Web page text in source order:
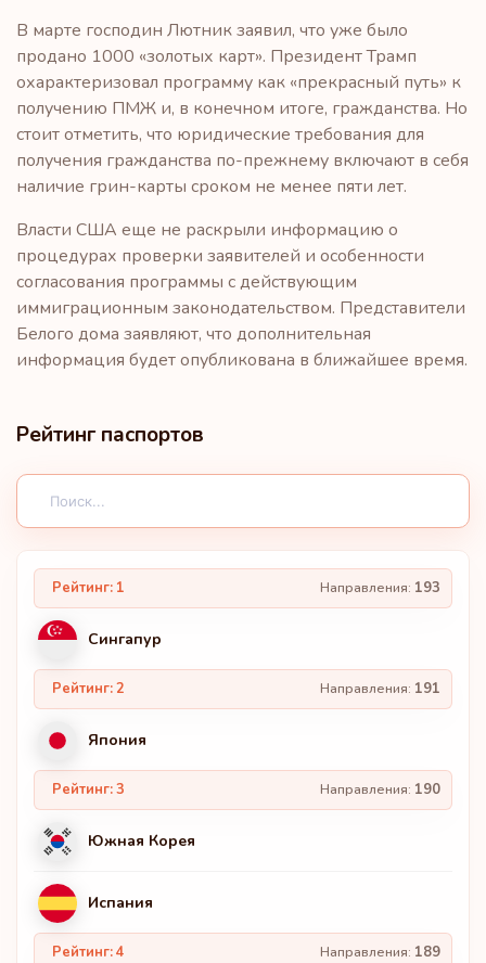
В марте господин Лютник заявил, что уже было
продано 1000 «золотых карт». Президент Трамп
охарактеризовал программу как «прекрасный путь» к
получению ПМЖ и, в конечном итоге, гражданства. Но
стоит отметить, что юридические требования для
получения гражданства по-прежнему включают в себя
наличие грин-карты сроком не менее пяти лет.
Власти США еще не раскрыли информацию о
процедурах проверки заявителей и особенности
согласования программы с действующим
иммиграционным законодательством. Представители
Белого дома заявляют, что дополнительная
информация будет опубликована в ближайшее время.
Рейтинг паспортов
Рейтинг: 1 Направления: 193
Сингапур
Рейтинг: 2 Направления: 191
Япония
Рейтинг: 3 Направления: 190
Южная Корея
Испания
Рейтинг: 4 Направления: 189